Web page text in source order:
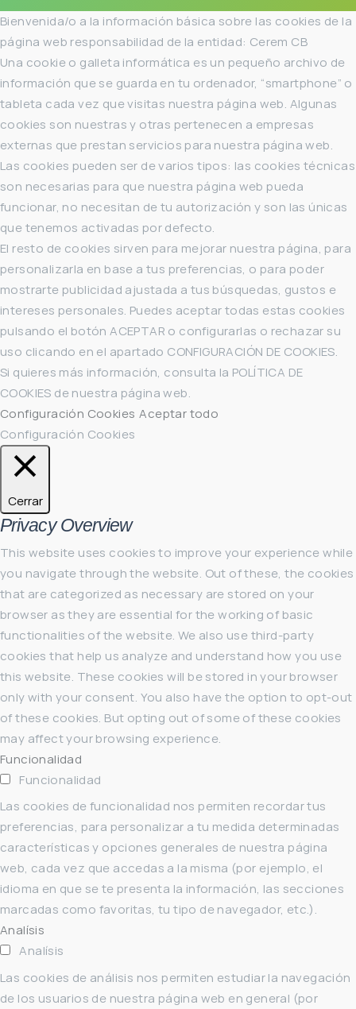
Bienvenida/o a la información básica sobre las cookies de la
página web responsabilidad de la entidad: Cerem CB
Una cookie o galleta informática es un pequeño archivo de
información que se guarda en tu ordenador, “smartphone” o
tableta cada vez que visitas nuestra página web. Algunas
cookies son nuestras y otras pertenecen a empresas
externas que prestan servicios para nuestra página web.
Las cookies pueden ser de varios tipos: las cookies técnicas
son necesarias para que nuestra página web pueda
funcionar, no necesitan de tu autorización y son las únicas
que tenemos activadas por defecto.
El resto de cookies sirven para mejorar nuestra página, para
personalizarla en base a tus preferencias, o para poder
mostrarte publicidad ajustada a tus búsquedas, gustos e
intereses personales. Puedes aceptar todas estas cookies
pulsando el botón ACEPTAR o configurarlas o rechazar su
uso clicando en el apartado CONFIGURACIÓN DE COOKIES.
Si quieres más información, consulta la POLÍTICA DE
COOKIES de nuestra página web.
Configuración Cookies Aceptar todo
Configuración Cookies
Cerrar
Privacy Overview
This website uses cookies to improve your experience while
you navigate through the website. Out of these, the cookies
that are categorized as necessary are stored on your
browser as they are essential for the working of basic
functionalities of the website. We also use third-party
cookies that help us analyze and understand how you use
this website. These cookies will be stored in your browser
only with your consent. You also have the option to opt-out
of these cookies. But opting out of some of these cookies
may affect your browsing experience.
Funcionalidad
Funcionalidad
Las cookies de funcionalidad nos permiten recordar tus
preferencias, para personalizar a tu medida determinadas
características y opciones generales de nuestra página
web, cada vez que accedas a la misma (por ejemplo, el
idioma en que se te presenta la información, las secciones
marcadas como favoritas, tu tipo de navegador, etc.).
Analísis
Analísis
Las cookies de análisis nos permiten estudiar la navegación
de los usuarios de nuestra página web en general (por